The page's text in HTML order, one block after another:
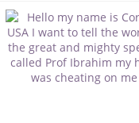
国认证QQ微信
片QQ微信551190476
留学回国证明QQ微信
买国外文凭质量QQ微
信551190476办国外文
价格QQ微信
可查文凭QQ微信
国外资格证书办